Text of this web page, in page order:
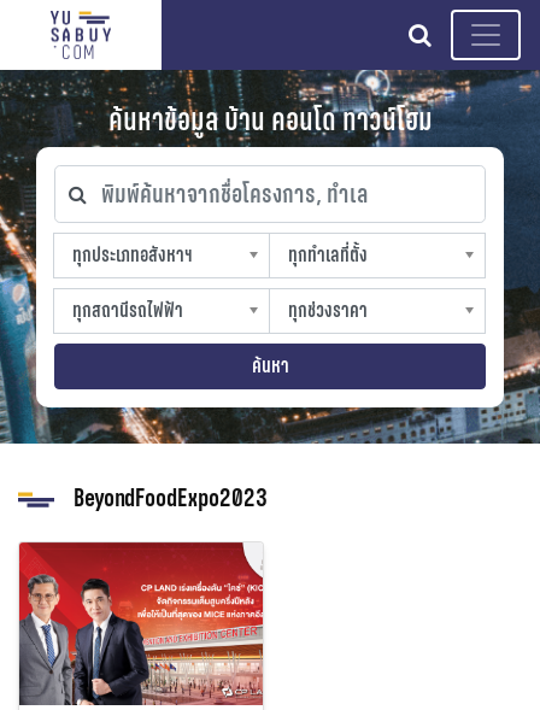
search
ค้นหาข้อมูล บ้าน คอนโด ทาวน์โฮม
พิมพ์ค้นหาจากชื่อโครงการ, ทำเล
ทุกประเภทอสังหาฯ
ทุกประเภทอสังหาฯ
sproperty
ทุกทำเลที่ตั้ง
ทุกทำเลที่ตั้ง
slocation
ทุกสถานีรถไฟฟ้า
ทุกสถานีรถไฟฟ้า
strain-station
ทุกช่วงราคา
ทุกช่วงราคา
sprice
ค้นหา
BeyondFoodExpo2023